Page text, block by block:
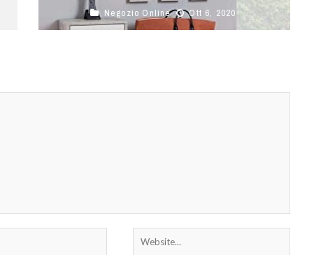
Design elegante e modernouardaroba con 1
specchio, 3 ganci in metallo, 1 cassetto, 2
Negozio Online Ott 6, 2020